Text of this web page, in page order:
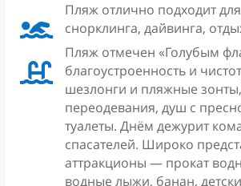

Пляж отлично подходит
снорклинга, дайвинга,

Пляж отмечен «Голубым
благоустроенность и
шезлонги и пляжные
переодевания, душ с
туалеты. Днём дежурит
спасателей. Широко
аттракционы — прокат
водные лыжи, банан,